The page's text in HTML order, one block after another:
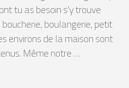
tu as besoin s'y trouve
boulangerie, petit
environs de la maison sont
Même notre …